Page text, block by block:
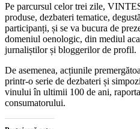
Pe parcursul celor trei zile,
produse, dezbateri tematice,
participanți, și se va bucura de
domeniul oenologic, din mediul
jurnaliștilor și bloggerilor de profil.
De asemenea, acțiunile
printr-o serie de dezbateri și
vinului în ultimii 100 de ani,
consumatorului.